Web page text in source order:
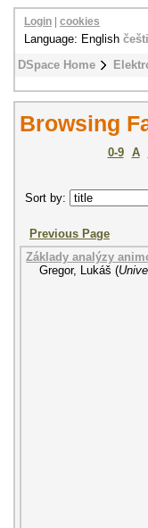
DSpace Home
Login cookies
Language: English
Browsing
0-9 A
Sort by:
Previous Page
Základy analýzy
Gregor, Lukáš (